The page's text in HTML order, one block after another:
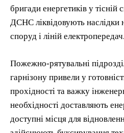
бригади енергетиків у тісній
ДСНС ліквідовують наслідки
споруд і ліній електропередач.
Пожежно-рятувальні
гарнізону привели у
прохідності та важку
необхідності доставляють
доступні місця для